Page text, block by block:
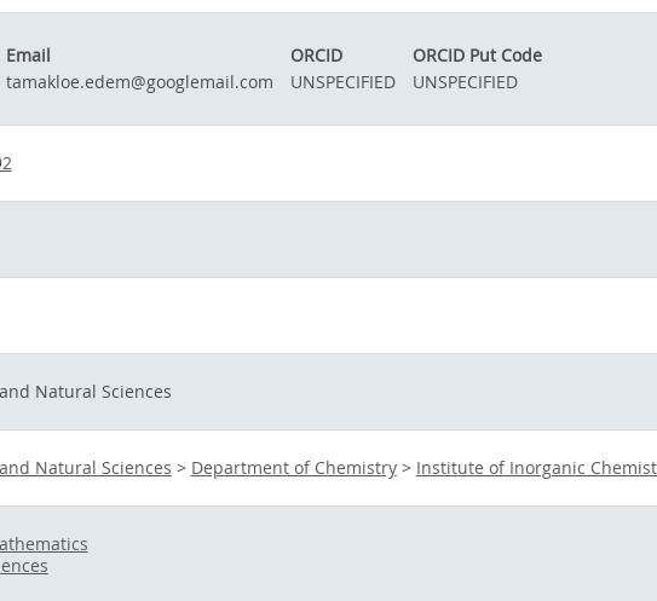
Email ORCID
ORCID Put Code
tamakloe.edem@googlemail.com UNSPECIFIED UNSPECIFIED
Natural Sciences
Natural Sciences > Department of Chemistry> Institute of Inorganic